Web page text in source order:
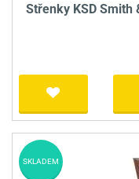
Střenky KSD Smith
SKLADEM